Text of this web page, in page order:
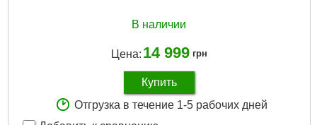
В наличии
Цена: 14 999 грн
Купить
Отгрузка в течение 1-5 рабочих дней